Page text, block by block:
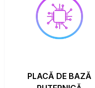
PLACĂ DE BAZĂ